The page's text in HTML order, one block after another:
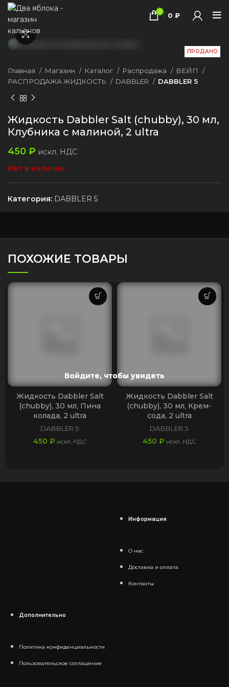
0 / 0 ₽
ПРОДАНО
Нажмите, чтобы увеличить
Главная Магазин Каталог Распродажа
ВЕЙП
РАСПРОДАЖА ЖИДКОСТЬ
DABBLER DABBLER 5
Жидкость Dabbler Salt (chubby), 30 мл,
Клубника с малиной, 2 ultra
450 ₽ искл. НДС
Нет в наличии
Категория: DABBLER 5
ПОХОЖИЕ ТОВАРЫ
Войдите, чтобы увидеть
Жидкость Dabbler Salt
(chubby), 30 мл, Пина
колада, 2 ultra
DABBLER 5
450 ₽ искл. НДС
Войдите, чтобы увидеть
Жидкость Dabbler Salt
(chubby), 30 мл, Крем-
сода, 2 ultra
DABBLER 5
450 ₽ искл. НДС
Войдите, чтобы увидеть
Информация
О нас
Доставка и оплата
Контакты
Дополнительно
Политика конфиденциальности
Пользовательское соглашение